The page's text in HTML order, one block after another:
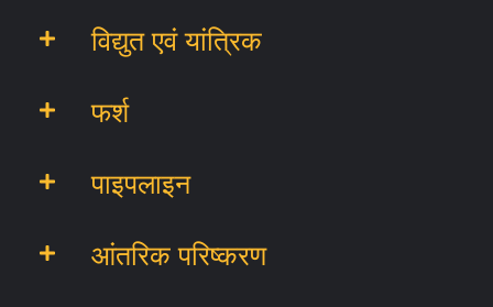
विद्युत एवं यांत्रिक
फर्श
पाइपलाइन
आंतरिक परिष्करण